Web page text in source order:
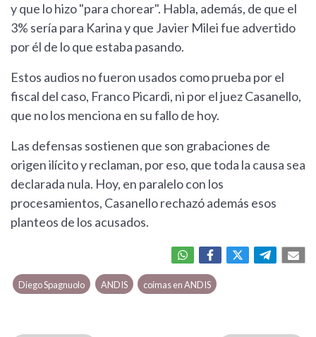
y que lo hizo "para chorear". Habla, además, de que el
3% sería para Karina y que Javier Milei fue advertido
por él de lo que estaba pasando.
Estos audios no fueron usados como prueba por el
fiscal del caso, Franco Picardi, ni por el juez Casanello,
que no los menciona en su fallo de hoy.
Las defensas sostienen que son grabaciones de
origen ilícito y reclaman, por eso, que toda la causa sea
declarada nula. Hoy, en paralelo con los
procesamientos, Casanello rechazó además esos
planteos de los acusados.
Diego Spagnuolo ANDIS coimas en ANDIS